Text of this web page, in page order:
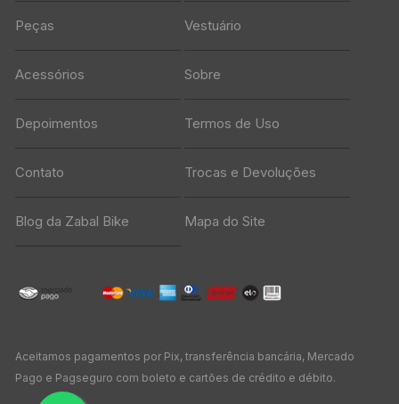
Peças Vestuário
Acessórios Sobre
Depoimentos Termos de Uso
Contato Trocas e Devoluções
Blog da Zabal Bike Mapa do Site
Aceitamos pagamentos por Pix, transferência bancária, Mercado
Pago e Pagseguro com boleto e cartões de crédito e débito.